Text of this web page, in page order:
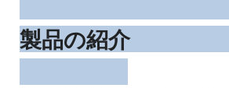
製品の